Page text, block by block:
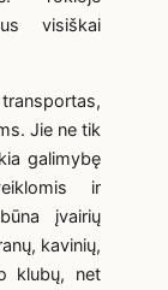
visiškai
Jie ne tik
galimybę
ir
įvairių
kavinių,
klubų, net